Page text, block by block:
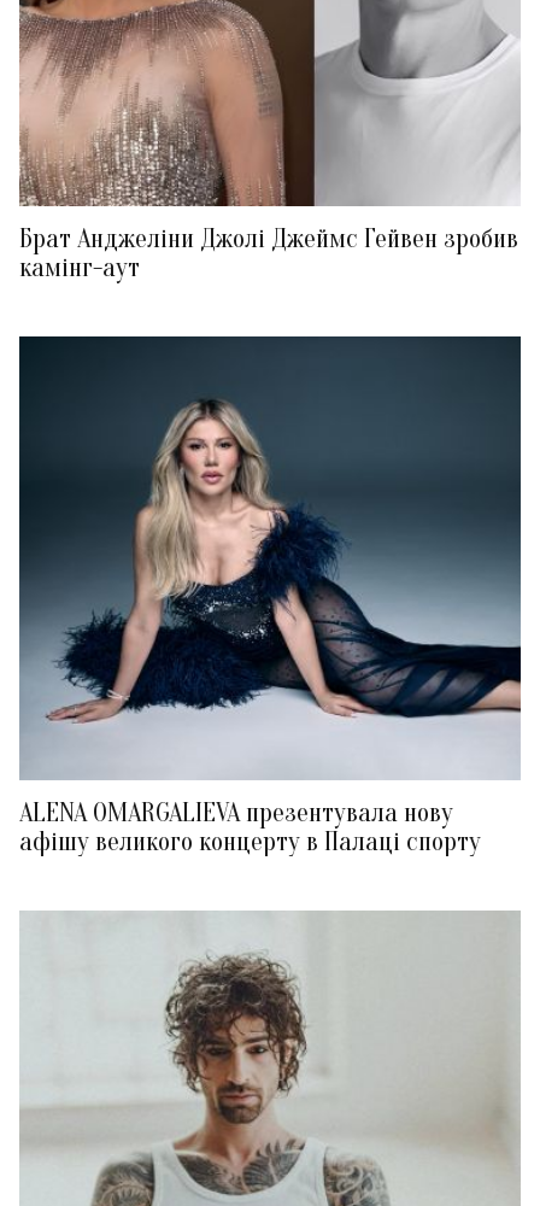
Брат Анджеліни Джолі Джеймс Гейвен зробив
камінг-аут
ALENA OMARGALIEVA презентувала нову
афішу великого концерту в Палаці спорту